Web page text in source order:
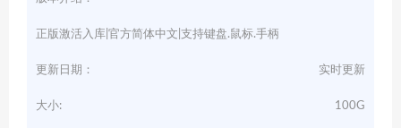
正版激活入库|官方简体中文|支持键盘.鼠标.手柄
更新日期： 实时更新
大小: 100G